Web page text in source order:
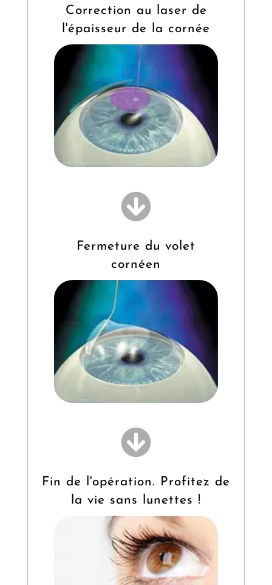
Correction au laser de
l'épaisseur de la cornée
Fermeture du volet
cornéen
Fin de l'opération. Profitez de
la vie sans lunettes !